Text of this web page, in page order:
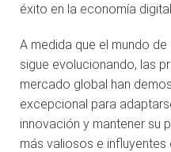
éxito en la economía
A medida que el mundo
sigue evolucionando, las
mercado global han
excepcional para
innovación y mantener su
más valiosos e influyentes